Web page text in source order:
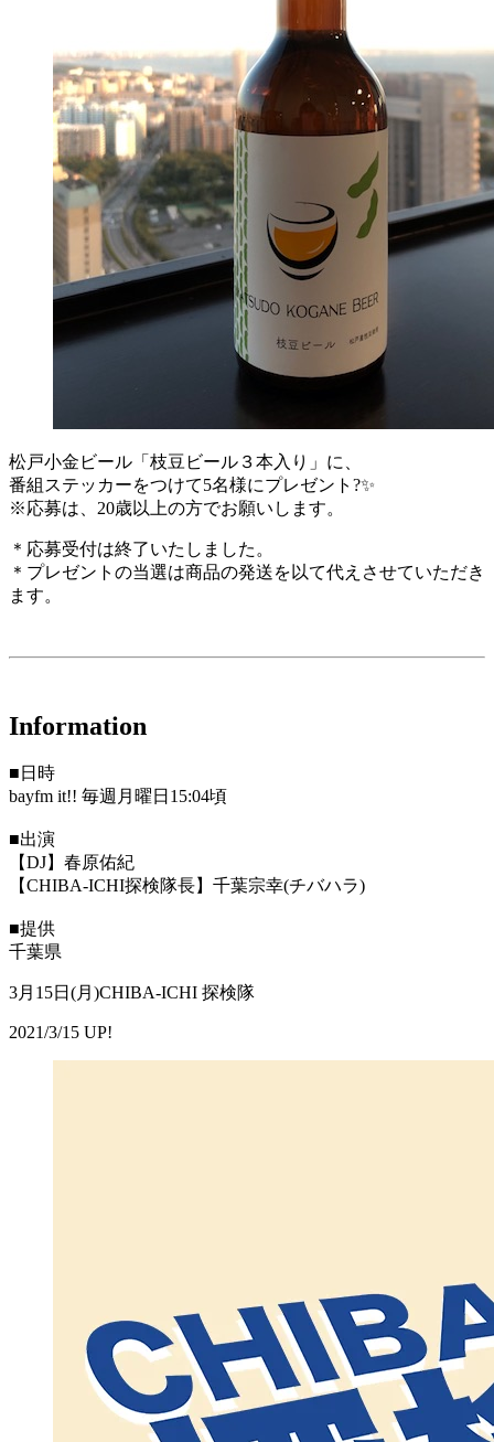
松戸小金ビール「枝豆ビール３本入り」に、
番組ステッカーをつけて5名様にプレゼント?✨
※応募は、20歳以上の方でお願いします。
＊応募受付は終了いたしました。
＊プレゼントの当選は商品の発送を以て代えさせていただき
ます。
Information
■日時
bayfm it!! 毎週月曜日15:04頃
■出演
【DJ】春原佑紀
【CHIBA-ICHI探検隊長】千葉宗幸(チバハラ)
■提供
千葉県
3月15日(月)CHIBA-ICHI 探検隊
2021/3/15 UP!